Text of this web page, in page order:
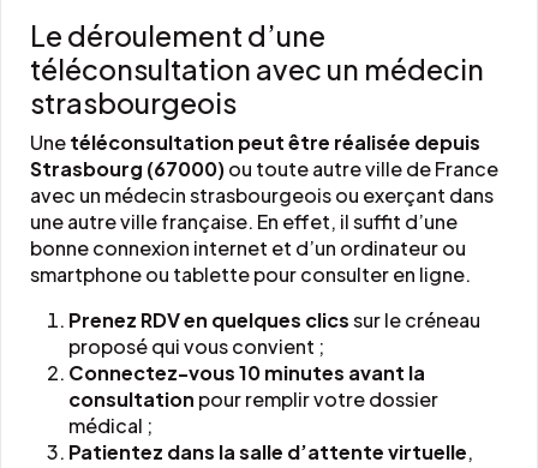
Le déroulement d’une
téléconsultation avec un médecin
strasbourgeois
Unetéléconsultation peut être réalisée depuis
Strasbourg (67000)ou toute autre ville de France
avec un médecin strasbourgeois ou exerçant dans
une autre ville française. En effet, il suffit d’une
bonne connexion internet et d’un ordinateur ou
smartphone ou tablette pour consulter en ligne.
Prenez RDV en quelques clicssur le créneau
proposé qui vous convient ;
Connectez-vous 10 minutes avant la
consultation pour remplir votre dossier
médical ;
Patientez dans la salle d’attente virtuelle,